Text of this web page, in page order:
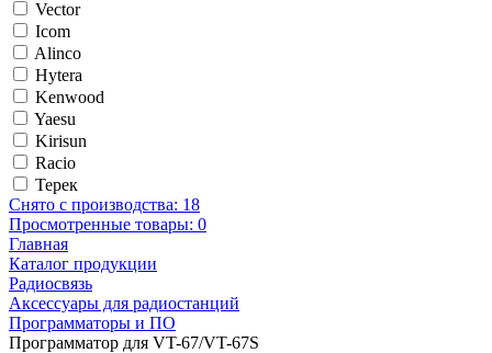
Vector
Icom
Alinco
Hytera
Kenwood
Yaesu
Kirisun
Racio
Терек
Снято с производства: 18
Просмотренные товары: 0
Главная
Каталог продукции
Радиосвязь
Аксессуары для радиостанций
Программаторы и ПО
Программатор для VT-67/VT-67S